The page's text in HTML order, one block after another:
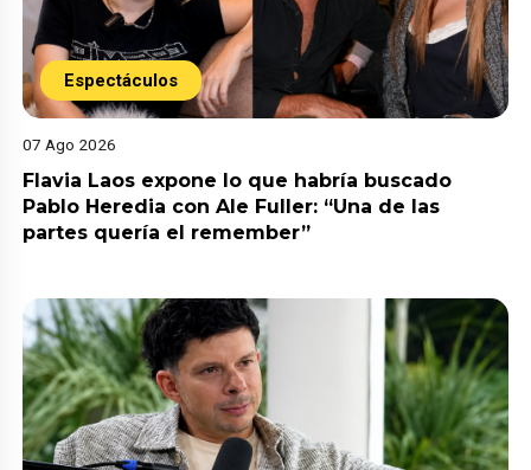
Espectáculos
07 Ago 2026
Flavia Laos expone lo que habría buscado
Pablo Heredia con Ale Fuller: “Una de las
partes quería el remember”